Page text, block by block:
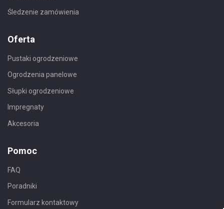
Śledzenie zamówienia
Oferta
Pustaki ogrodzeniowe
Ogrodzenia panelowe
Słupki ogrodzeniowe
Impregnaty
Akcesoria
Pomoc
FAQ
Poradniki
Formularz kontaktowy